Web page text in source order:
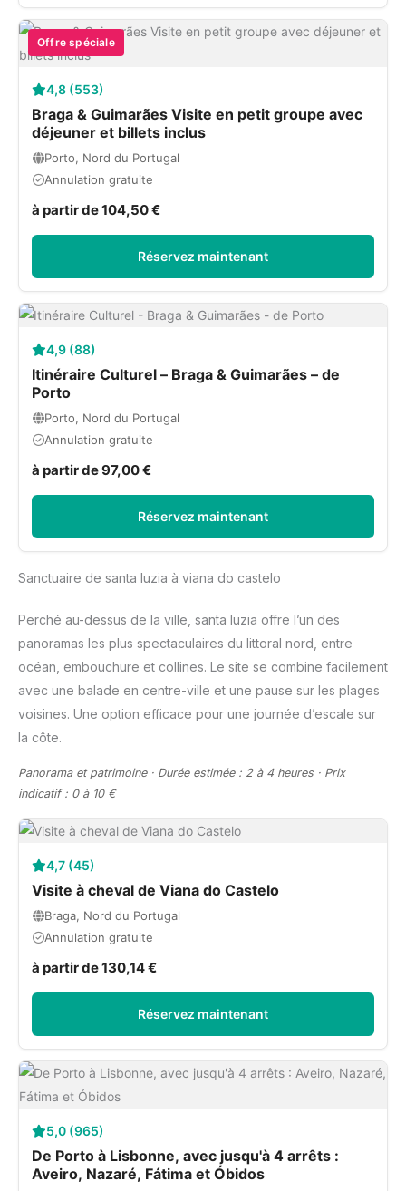
Offre spéciale
4,8 (553)
Braga & Guimarães Visite en petit groupe avec
déjeuner et billets inclus
Porto, Nord du Portugal
Annulation gratuite
à partir de 104,50 €
Réservez maintenant
4,9 (88)
Itinéraire Culturel – Braga & Guimarães – de
Porto
Porto, Nord du Portugal
Annulation gratuite
à partir de 97,00 €
Réservez maintenant
Sanctuaire de santa luzia à viana do castelo
Perché au-dessus de la ville, santa luzia offre l’un des
panoramas les plus spectaculaires du littoral nord, entre
océan, embouchure et collines. Le site se combine facilement
avec une balade en centre-ville et une pause sur les plages
voisines. Une option efficace pour une journée d’escale sur
la côte.
Panorama et patrimoine · Durée estimée : 2 à 4 heures · Prix
indicatif : 0 à 10 €
4,7 (45)
Visite à cheval de Viana do Castelo
Braga, Nord du Portugal
Annulation gratuite
à partir de 130,14 €
Réservez maintenant
5,0 (965)
De Porto à Lisbonne, avec jusqu'à 4 arrêts :
Aveiro, Nazaré, Fátima et Óbidos